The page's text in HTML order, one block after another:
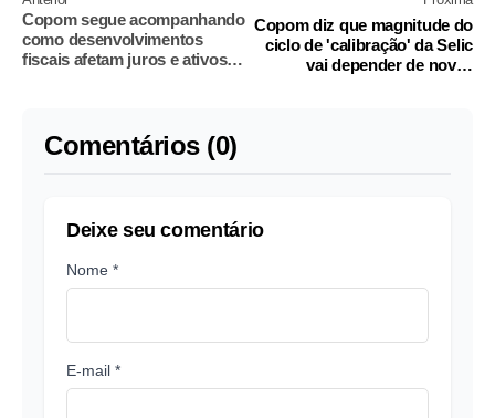
Copom segue acompanhando
como desenvolvimentos
fiscais afetam juros e ativos
Copom diz que magnitude do
ciclo de 'calibração' da Selic
vai depender de novas
Comentários (0)
Deixe seu comentário
Nome *
E-mail *